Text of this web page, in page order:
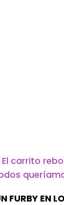
El carrito
FURBY EN